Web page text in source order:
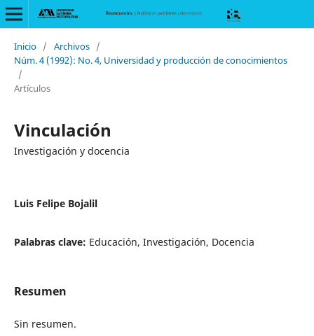
Inicio / Archivos /
Núm. 4 (1992): No. 4, Universidad y producción de conocimientos
/
Artículos
Vinculación
Investigación y docencia
Luis Felipe Bojalil
Palabras clave: Educación, Investigación, Docencia
Resumen
Sin resumen.